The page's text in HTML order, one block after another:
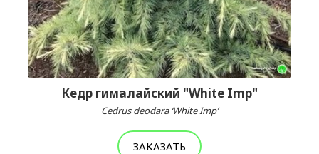
Кедр гималайский "White Imp"
Cedrus deodara ‘White Imp’
ЗАКАЗАТЬ